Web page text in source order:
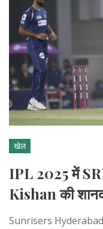
खेल
IPL 2025 में
Kishan की
Sunrisers